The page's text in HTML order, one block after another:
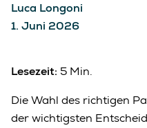
Luca Longoni
1. Juni 2026
Lesezeit: 5 Min.
Die Wahl des richtigen
der wichtigsten